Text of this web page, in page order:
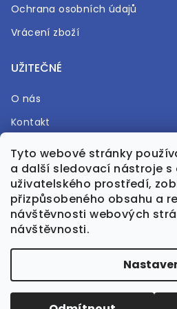
Tyto webové stránky
a další sledovací nástroje s
uživatelského prostředí,
přizpůsobeného obsahu a
návštěvnosti webových
návštěvnosti.
Ochrana osobních údajů
Vrácení zboží
UŽITEČNÉ
O nás
Kontakt
Prodejna
Upravila